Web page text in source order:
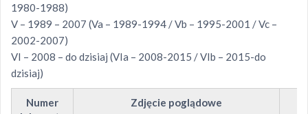
1980-1988)
V – 1989 – 2007 (Va – 1989-1994 / Vb – 1995-2001 / Vc –
2002-2007)
VI – 2008 – do dzisiaj (VIa – 2008-2015 / VIb – 2015-do
dzisiaj)
Numer
Zdjęcie poglądowe